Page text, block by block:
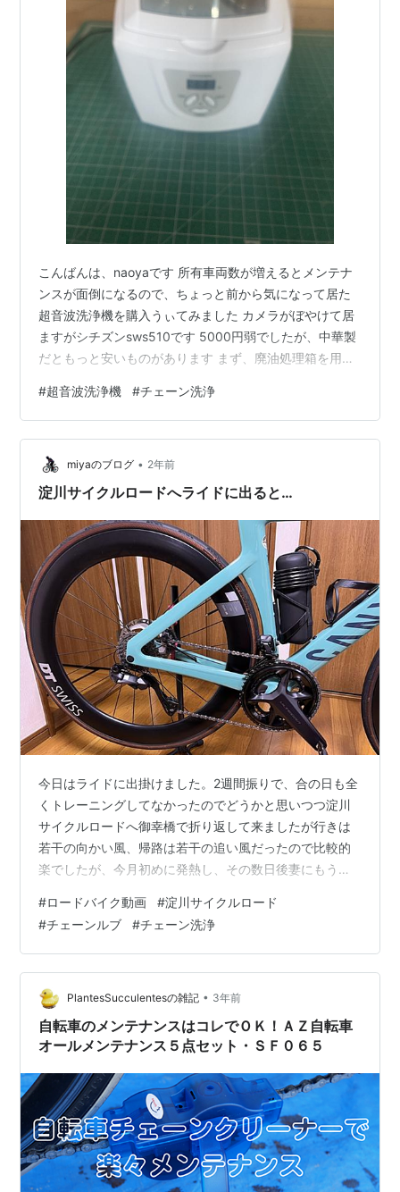
こんばんは、naoyaです 所有車両数が増えるとメンテナ
ンスが面倒になるので、ちょっと前から気になって居た
超音波洗浄機を購入うぃてみました カメラがぼやけて居
ますがシチズンsws510です 5000円弱でしたが、中華製
だともっと安いものがあります まず、廃油処理箱を用意
って居たダンボールにゴミ袋を2枚重ねて入れ、古新聞を
千切って敷き詰めました チェーンをジップバッグに入
れ、灯油に浸します 外見くらいは拭き上げているチェー
ンですが、コマの内側は土埃がオイルと混じり合い、ヘ
ドロになりかけており、灯油を入れた時点でどす黒く染
#超音波洗浄機 #チェーン洗浄
miyaのブログ • 2年前
淀川サイクルロードへライドに出ると…
今日はライドに出掛けました。2週間振りで、合の日も全
くトレーニングしてなかったのでどうかと思いつつ淀川
サイクルロードへ御幸橋で折り返して来ましたが行きは
若干の向かい風、帰路は若干の追い風だったので比較的
楽でしたが、今月初めに発熱し、その数日後妻にもうつ
てました。平坦でこの心拍！2週空くと心肺機能が激落ち
しますね…平坦なのでケイデンスは90rpm前後で回して
ます。 スポンサーリンク 帰宅後、ロードバイクのチェー
ンオイルを乗せ換えスプロケまでは洗浄してませんが綺
麗になりました。汚れにくいのでお薦めです！【本日の
体重測定】69.4㎏ ライドに出ると減…
#ロードバイク動画 #淀川サイクルロード
#チェーンルブ #チェーン洗浄
PlantesSucculentesの雑記 • 3年前
自転車のメンテナンスはコレでＯＫ！ＡＺ自転車
オールメンテナンス５点セット・ＳＦ０６５